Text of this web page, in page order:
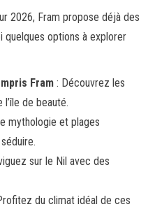
2026, Fram propose déjà des
quelques options à explorer
Fram : Découvrez les
de beauté.
mythologie et plages
sur le Nil avec des
du climat idéal de ces